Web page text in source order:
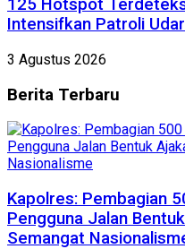
125 Hotspot
Intensifkan Patroli
3 Agustus 2026
Berita Terbaru
Kapolres: Pembagian
Pengguna Jalan
Semangat